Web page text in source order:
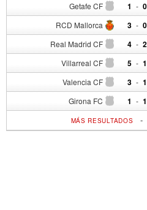
Getafe CF 1 - 0
RCD Mallorca 3 - 0
Real Madrid CF 4 - 2
Villarreal CF 5 - 1
Valencia CF 3 - 1
Girona FC 1 - 1
MÁS RESULTADOS